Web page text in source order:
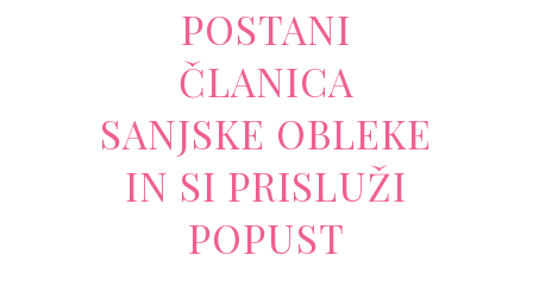
POSTANI
ČLANICA
SANJSKE OBLEKE
IN SI PRISLUŽI
POPUST